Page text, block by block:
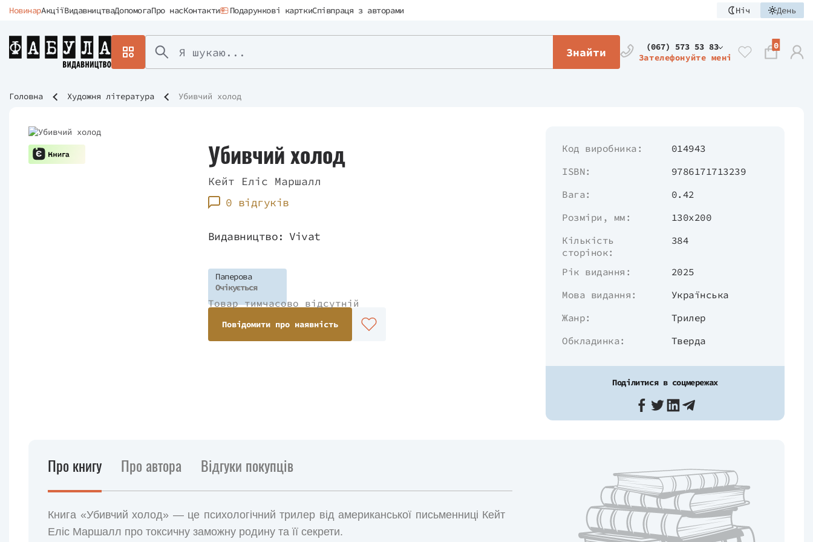
НовинарАкціїВидавництваДопомогаПро насКонтакти Подарункові карткиСпівпраця з авторами Ніч День
Знайти
(067) 573 53 83
Зателефонуйте мені
0
Головна Художня література Убивчий холод
Убивчий холод
Кейт Еліс Маршалл
0 відгуків
Видавництво: Vivat
Паперова
Очікується
Товар тимчасово відсутній
Повідомити про наявність
Код виробника:
014943
ISBN:
9786171713239
Вага:
0.42
Розміри, мм:
130х200
Кількість
сторінок:
384
Рік видання:
2025
Мова видання:
Українська
Жанр:
Трилер
Обкладинка:
Тверда
Поділитися в соцмережах
Про книгу Про автора Відгуки покупців
Книга «Убивчий холод» — це психологічний трилер від американської письменниці Кейт
Еліс Маршалл про токсичну заможну родину та її секрети.